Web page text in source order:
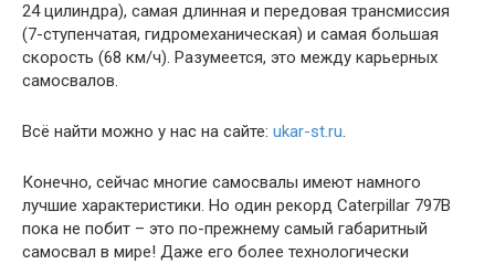
24 цилиндра), самая длинная и передовая трансмиссия
(7-ступенчатая, гидромеханическая) и самая большая
скорость (68 км/ч). Разумеется, это между карьерных
самосвалов.
Всё найти можно у нас на сайте: ukar-st.ru.
Конечно, сейчас многие самосвалы имеют намного
лучшие характеристики. Но один рекорд Caterpillar 797B
пока не побит – это по-прежнему самый габаритный
самосвал в мире! Даже его более технологически